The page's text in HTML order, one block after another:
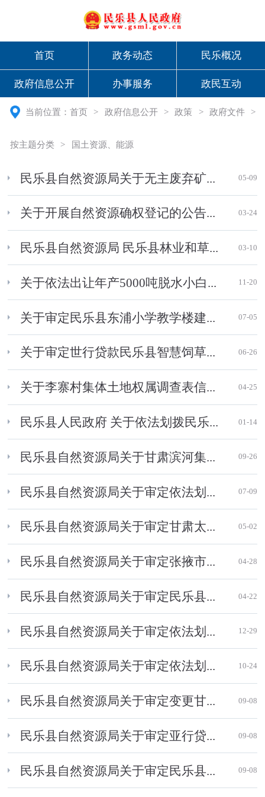
首页 政务动态 民乐概况
政府信息公开 办事服务 政民互动
当前位置：首页 > 政府信息公开 > 政策 > 政府文件 >
按主题分类 > 国土资源、能源
民乐县自然资源局关于无主废弃矿... 05-09
关于开展自然资源确权登记的公告... 03-24
民乐县自然资源局 民乐县林业和草... 03-10
关于依法出让年产5000吨脱水小白... 11-20
关于审定民乐县东浦小学教学楼建... 07-05
关于审定世行贷款民乐县智慧饲草... 06-26
关于李寨村集体土地权属调查表信... 04-25
民乐县人民政府 关于依法划拨民乐... 01-14
民乐县自然资源局关于甘肃滨河集... 09-26
民乐县自然资源局关于审定依法划... 07-09
民乐县自然资源局关于审定甘肃太... 05-02
民乐县自然资源局关于审定张掖市... 04-28
民乐县自然资源局关于审定民乐县... 04-22
民乐县自然资源局关于审定依法划... 12-29
民乐县自然资源局关于审定依法划... 10-24
民乐县自然资源局关于审定变更甘... 09-08
民乐县自然资源局关于审定亚行贷... 09-08
民乐县自然资源局关于审定民乐县... 09-08